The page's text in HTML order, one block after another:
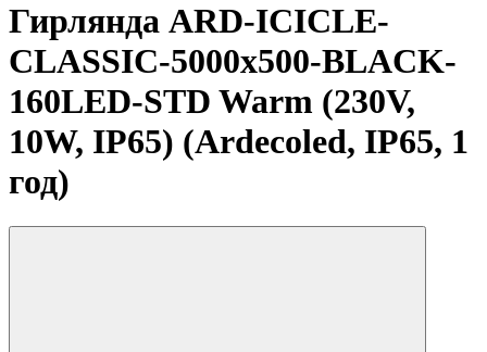
Гирлянда ARD-ICICLE-
CLASSIC-5000x500-BLACK-
160LED-STD Warm (230V,
10W, IP65) (Ardecoled, IP65, 1
год)